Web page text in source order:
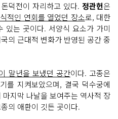
덕전이 자리하고 있다. 정관헌은
적인 연회를 열었던 장소로, 대한
있는 곳이다. 서양식 요소가 가미
의 근대적 변화가 반영된 공간 중
말년을 보냈던 공간이다. 고종은
를 지켜보았으며, 결국 덕수궁에
지막 나날을 보여주는 역사적 장
의 애환이 깃든 곳이다.